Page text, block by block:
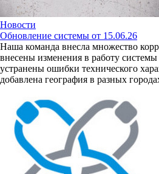
Новости
Обновление системы от 15.06.26
Наша команда внесла множество
внесены изменения в работу
устранены ошибки технического
добавлена география в разных